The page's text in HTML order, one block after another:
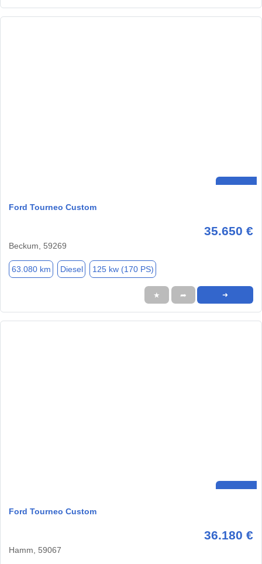
Ford Tourneo Custom
35.650 €
Beckum, 59269
63.080 km Diesel 125 kw (170 PS)
★ ➦ ➜
Ford Tourneo Custom
36.180 €
Hamm, 59067